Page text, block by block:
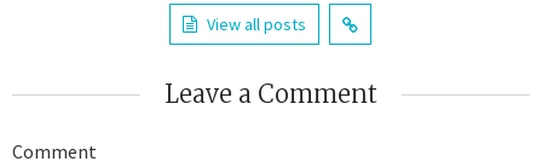
View all posts
Leave a Comment
Comment